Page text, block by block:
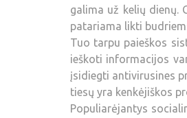
galima už kelių dienų.
patariama likti
Tuo tarpu paieškos
ieškoti informacijos
įsidiegti antivirusines
tiesų yra kenkėjiškos
Populiarėjantys